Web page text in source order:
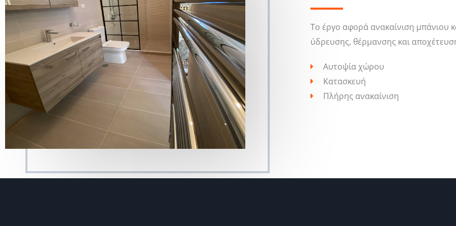
Το έργο αφορά ανακαίνιση μπάνιου
ύδρευσης, θέρμανσης και
Αυτοψία χώρου
Κατασκευή
Πλήρης ανακαίνιση